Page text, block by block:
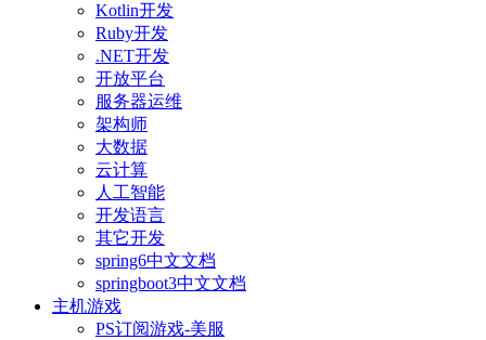
Kotlin开发
Ruby开发
.NET开发
开放平台
服务器运维
架构师
大数据
云计算
人工智能
开发语言
其它开发
spring6中文文档
springboot3中文文档
主机游戏
PS订阅游戏-美服